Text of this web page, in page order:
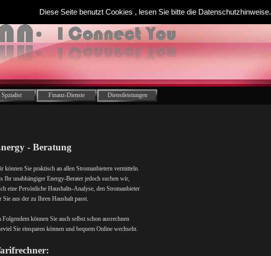
Diese Seite benutzt Cookies , lesen Sie bitte die Datenschutzhinweise.
Finanz-Dienste Dienstleistungen
- Beratung
können Sie praktisch an allen Stromanbietern vermitteln.
Ihr unabhängiger Energy-Berater jedoch suchen wir,
eine Persönliche Haushalts-Analyse, den Stromanbieter
Sie aus der zu Ihren Haushalt passt.
Folgendem können Sie auch selbst schon ausrechnen
Sie einsparen können und bequem Online wechseln.